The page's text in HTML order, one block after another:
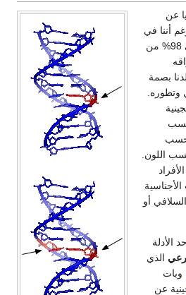
عن
أننا في
الواقع نشارك الشمبانزي في 98% من
بصمة
وتطوره.
حسب
حسب
اللون.
أو
الأدلة
الذي
. وبات
عن